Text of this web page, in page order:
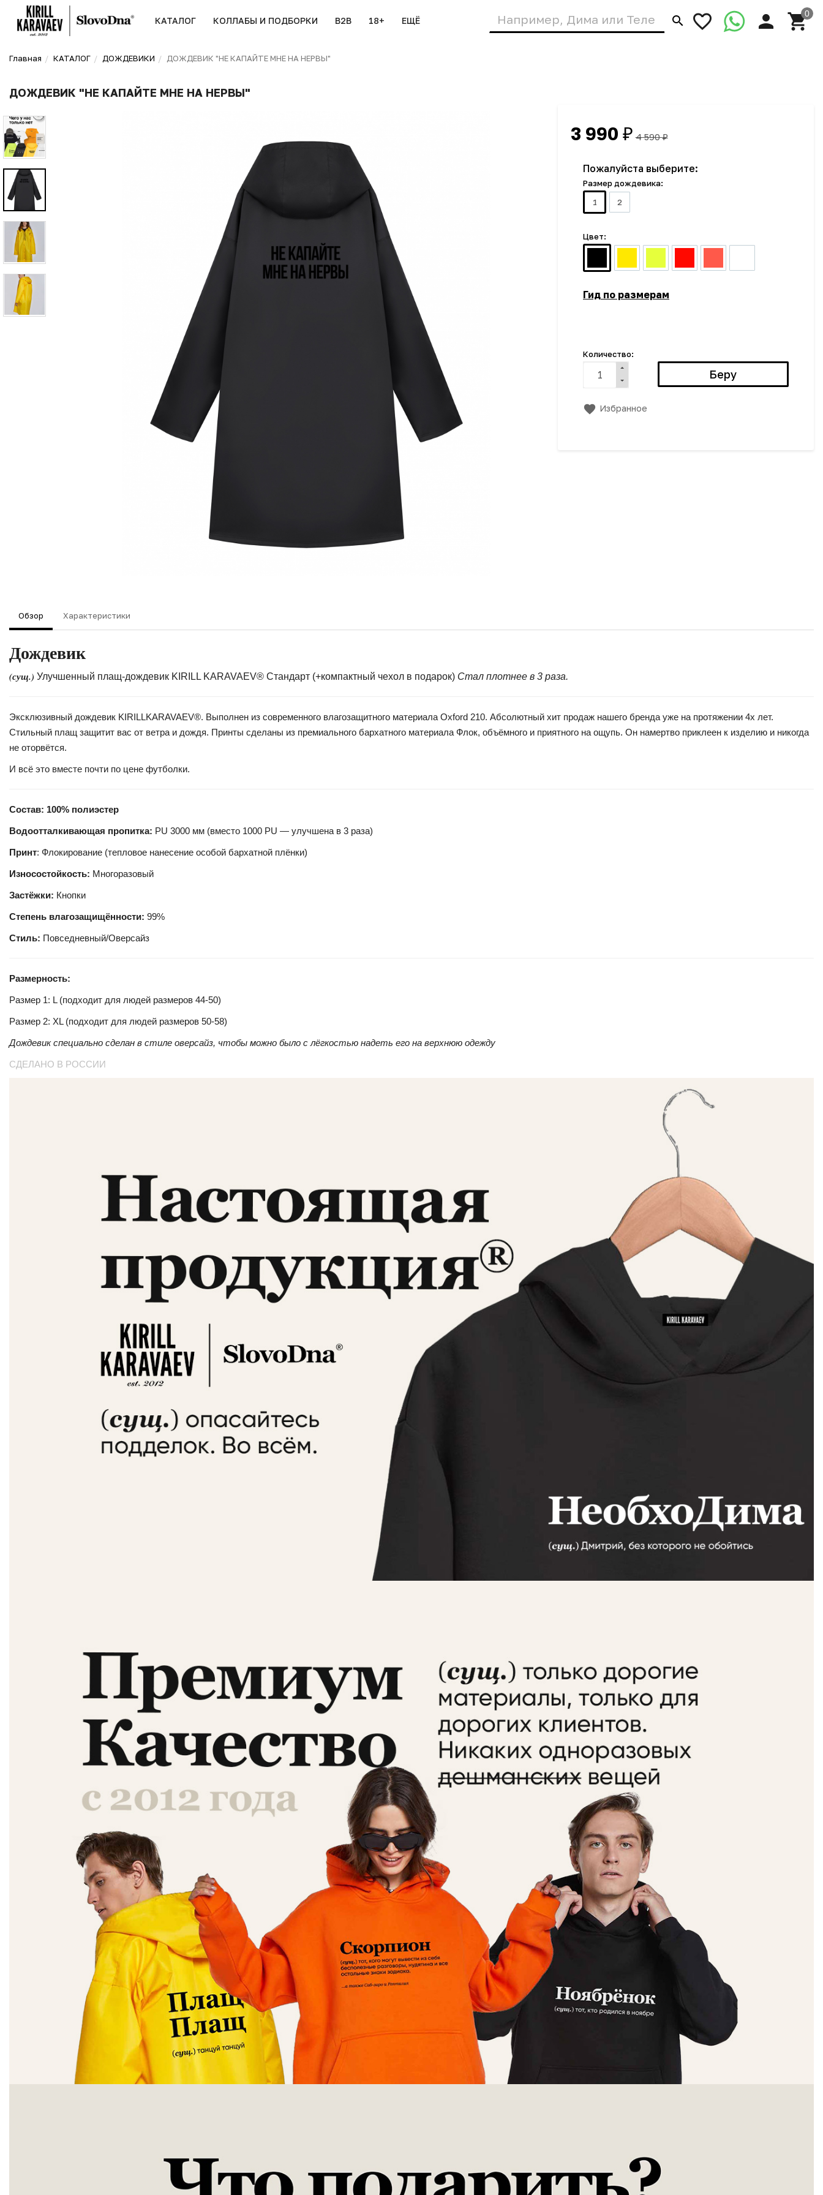
КАТАЛОГ КОЛЛАБЫ И ПОДБОРКИ B2B 18+ ЕЩЁ
Главная КАТАЛОГ ДОЖДЕВИКИ ДОЖДЕВИК "НЕ КАПАЙТЕ МНЕ НА НЕРВЫ"
ДОЖДЕВИК "НЕ КАПАЙТЕ МНЕ НА НЕРВЫ"
3 990 ₽ 4 590₽
Пожалуйста выберите:
Размер дождевика:
1
2
Цвет:
Гид по размерам
Количество:
Избранное
Обзор Характеристики
Дождевик
(сущ.) Улучшенный плащ-дождевик KIRILL KARAVAEV® Стандарт (+компактный чехол в подарок) Стал плотнее в 3 раза.
Эксклюзивный дождевик KIRILLKARAVAEV®. Выполнен из современного влагозащитного материала Oxford 210. Абсолютный хит продаж нашего бренда уже на протяжении 4х лет.
Стильный плащ защитит вас от ветра и дождя. Принты сделаны из премиального бархатного материала Флок, объёмного и приятного на ощупь. Он намертво приклеен к изделию и никогда
не оторвётся.
И всё это вместе почти по цене футболки.
Состав: 100% полиэстер
Водоотталкивающая пропитка: PU 3000 мм (вместо 1000 PU — улучшена в 3 раза)
Принт: Флокирование (тепловое нанесение особой бархатной плёнки)
Износостойкость: Многоразовый
Застёжки: Кнопки
Степень влагозащищённости: 99%
Стиль: Повседневный/Оверсайз
Размерность:
Размер 1: L (подходит для людей размеров 44-50)
Размер 2: XL (подходит для людей размеров 50-58)
Дождевик специально сделан в стиле оверсайз, чтобы можно было с лёгкостью надеть его на верхнюю одежду
СДЕЛАНО В РОССИИ